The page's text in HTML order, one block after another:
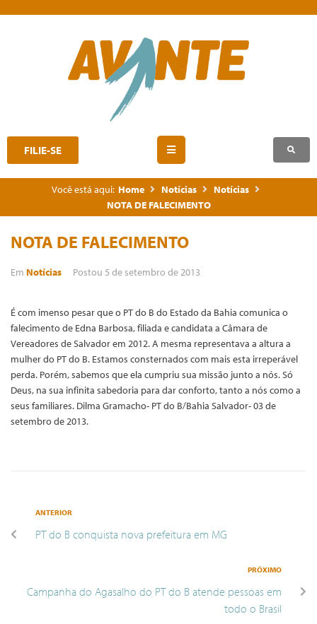
FILIE-SE
Você está aqui: Home Notícias
Notícias
NOTA DE FALECIMENTO
NOTA DE FALECIMENTO
Em Notícias Postou 5 de setembro de 2013
É com imenso pesar que o PT do B do Estado da Bahia comunica o
falecimento de Edna Barbosa, filiada e candidata a Câmara de
Vereadores de Salvador em 2012. A mesma representava a altura a
mulher do PT do B. Estamos consternados com mais esta irreperável
perda. Porém, sabemos que ela cumpriu sua missão junto a nós. Só
Deus, na sua infinita sabedoria para dar conforto, tanto a nós como a
seus familiares. Dilma Gramacho- PT do B/Bahia Salvador- 03 de
setembro de 2013.
ANTERIOR
PT do B conquista nova prefeitura em MG
PRÓXIMO
Campanha do Agasalho do PT do B atende pessoas em
todo o Brasil